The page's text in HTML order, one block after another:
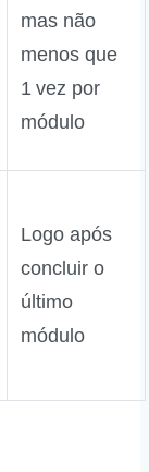
mas não
menos que
1 vez por
módulo
Logo após
concluir o
último
módulo